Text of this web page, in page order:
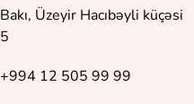
Bakı, Üzeyir Hacıbəyli küçəsi
5
+994 12 505 99 99